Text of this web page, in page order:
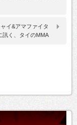
イ&アマファイタ
訊く、タイのMMA